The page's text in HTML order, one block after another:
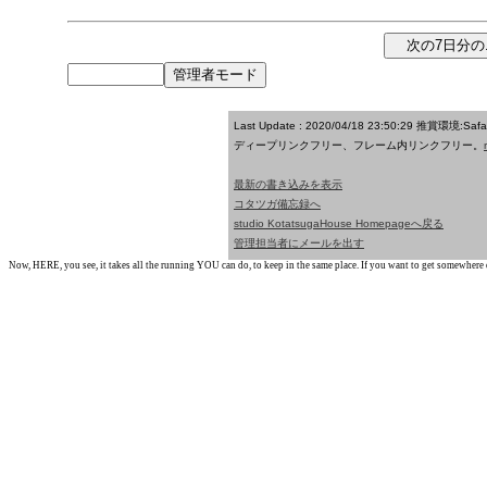
Last Update : 2020/04/18 23:50:29 推賞環境
ディープリンクフリー、フレーム内リンクフリー。
最新の書き込みを表示
コタツガ備忘録へ
studio KotatsugaHouse Homepageへ戻る
管理担当者にメールを出す
Now, HERE, you see, it takes all the running YOU can do, to keep in the same place. If you want to get